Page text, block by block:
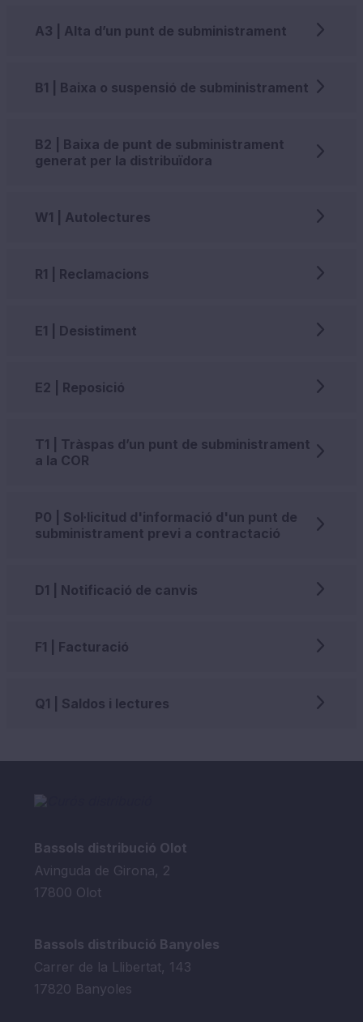
A3 | Alta d’un punt de subministrament
B1 | Baixa o suspensió de subministrament
B2 | Baixa de punt de subministrament
generat per la distribuïdora
W1 | Autolectures
R1 | Reclamacions
E1 | Desistiment
E2 | Reposició
T1 | Tràspas d’un punt de subministrament
a la COR
P0 | Sol·licitud d'informació d'un punt de
subministrament previ a contractació
D1 | Notificació de canvis
F1 | Facturació
Q1 | Saldos i lectures
Bassols distribució Olot
Avinguda de Girona, 2
17800 Olot
Bassols distribució Banyoles
Carrer de la Llibertat, 143
17820 Banyoles